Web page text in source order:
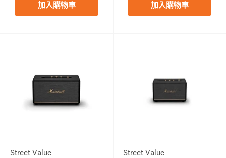
加入購物車 加入購物車
Street Value
Street Value